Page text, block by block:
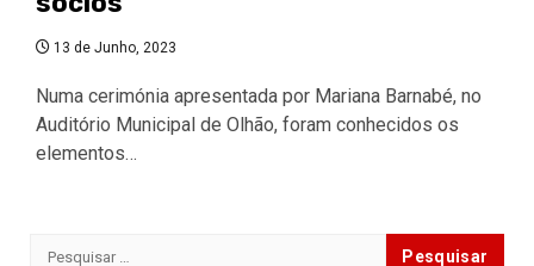
13 de Junho, 2023
Numa cerimónia apresentada por Mariana Barnabé, no
Auditório Municipal de Olhão, foram conhecidos os
elementos…
Pesquisar